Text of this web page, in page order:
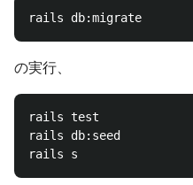
の実行、
rails test
rails db:seed